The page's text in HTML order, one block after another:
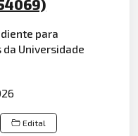
para
Universidade
Edital